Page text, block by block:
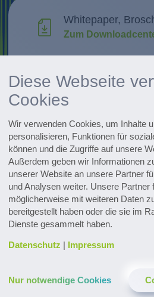
Diese Webseite
Cookies
Wir verwenden Cookies, um Inhalte
personalisieren, Funktionen für
können und die Zugriffe auf unsere
Außerdem geben wir Informationen
unserer Website an unsere Partner
und Analysen weiter. Unsere
möglicherweise mit weiteren Daten
bereitgestellt haben oder die sie im
Dienste gesammelt haben.
Datenschutz | Impressum
Nur notwendige Cookies
Whitepaper,
Zum
Innovationen
Zu den Terminen
Zum
Datenschutz